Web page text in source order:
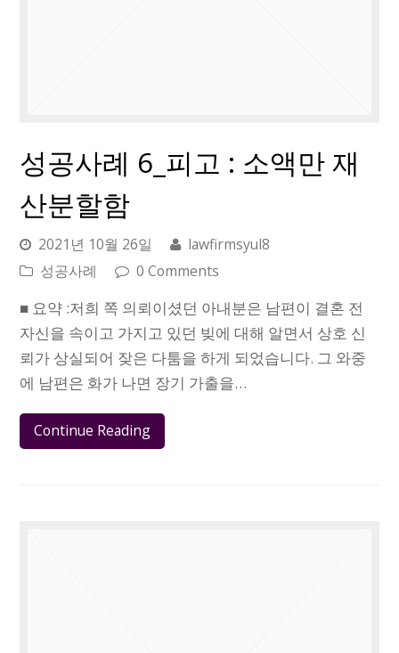
성공사례 6_피고 : 소액만 재
산분할함
2021년 10월 26일
lawfirmsyul8
성공사례
0 Comments
■ 요약 :저희 쪽 의뢰이셨던 아내분은 남편이 결혼 전
자신을 속이고 가지고 있던 빚에 대해 알면서 상호 신
뢰가 상실되어 잦은 다툼을 하게 되었습니다. 그 와중
에 남편은 화가 나면 장기 가출을…
Continue Reading